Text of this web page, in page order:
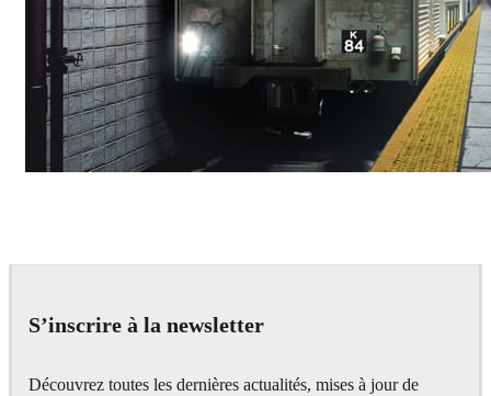
S’inscrire à la newsletter
Découvrez toutes les dernières actualités, mises à jour de